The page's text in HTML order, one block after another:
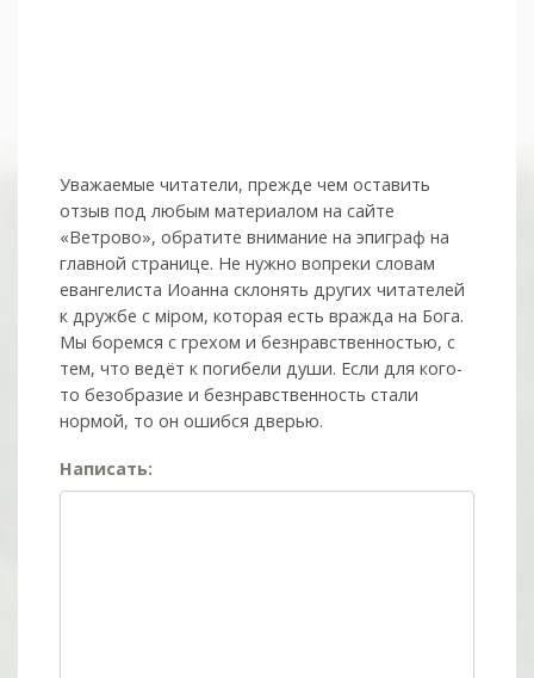
Уважаемые читатели, прежде чем оставить
отзыв под любым материалом на сайте
«Ветрово», обратите внимание на эпиграф на
главной странице. Не нужно вопреки словам
евангелиста Иоанна склонять других читателей
к дружбе с мiром, которая есть вражда на Бога.
Мы боремся с грехом и без­нрав­ствен­ностью, с
тем, что ведёт к погибели души. Если для кого-
то безобразие и безнравственность стали
нормой, то он ошибся дверью.
Написать: